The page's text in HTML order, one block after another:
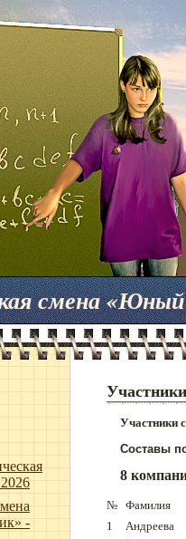
смена
-
Участники
Составы
8
№ Фамилия
1
Андреева